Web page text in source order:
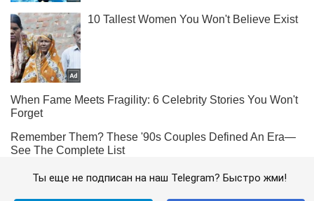
Ты еще не подписан на наш Telegram? Быстро жми!